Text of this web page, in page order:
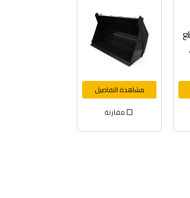
مشاهدة التفاصيل
مقارنة